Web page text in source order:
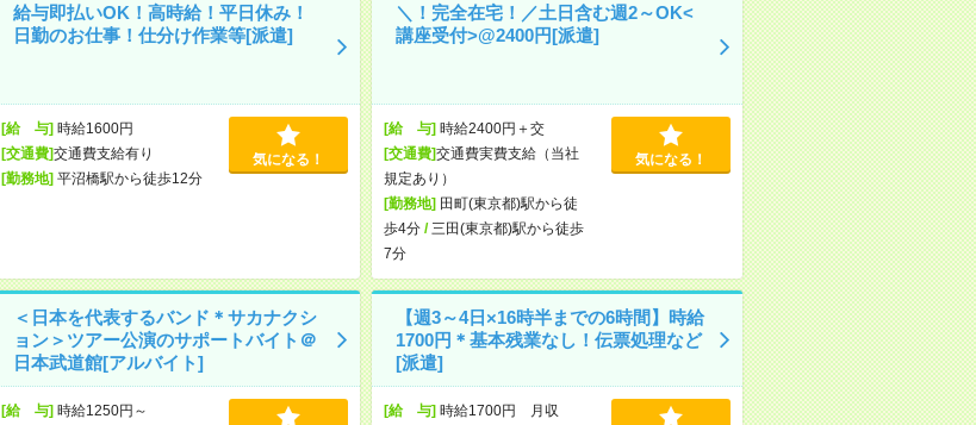
給与即払いOK！高時給！平日休み！
日勤のお仕事！仕分け作業等[派遣]
[給 与]時給1600円
[交通費]交通費支給有り
[勤務地]平沼橋駅から徒歩12分
気になる！
＼！完全在宅！／土日含む週2～OK<
講座受付>@2400円[派遣]
[給 与]時給2400円＋交
[交通費]交通費実費支給（当社
規定あり）
[勤務地]田町(東京都)駅から徒
歩4分/ 三田(東京都)駅から徒歩
7分
気になる！
＜日本を代表するバンド＊サカナクシ
ョン＞ツアー公演のサポートバイト＠
日本武道館[アルバイト]
[給 与]時給1250円～
【週3～4日×16時半までの6時間】時給
1700円＊基本残業なし！伝票処理など
[派遣]
[給 与]時給1700円 月収